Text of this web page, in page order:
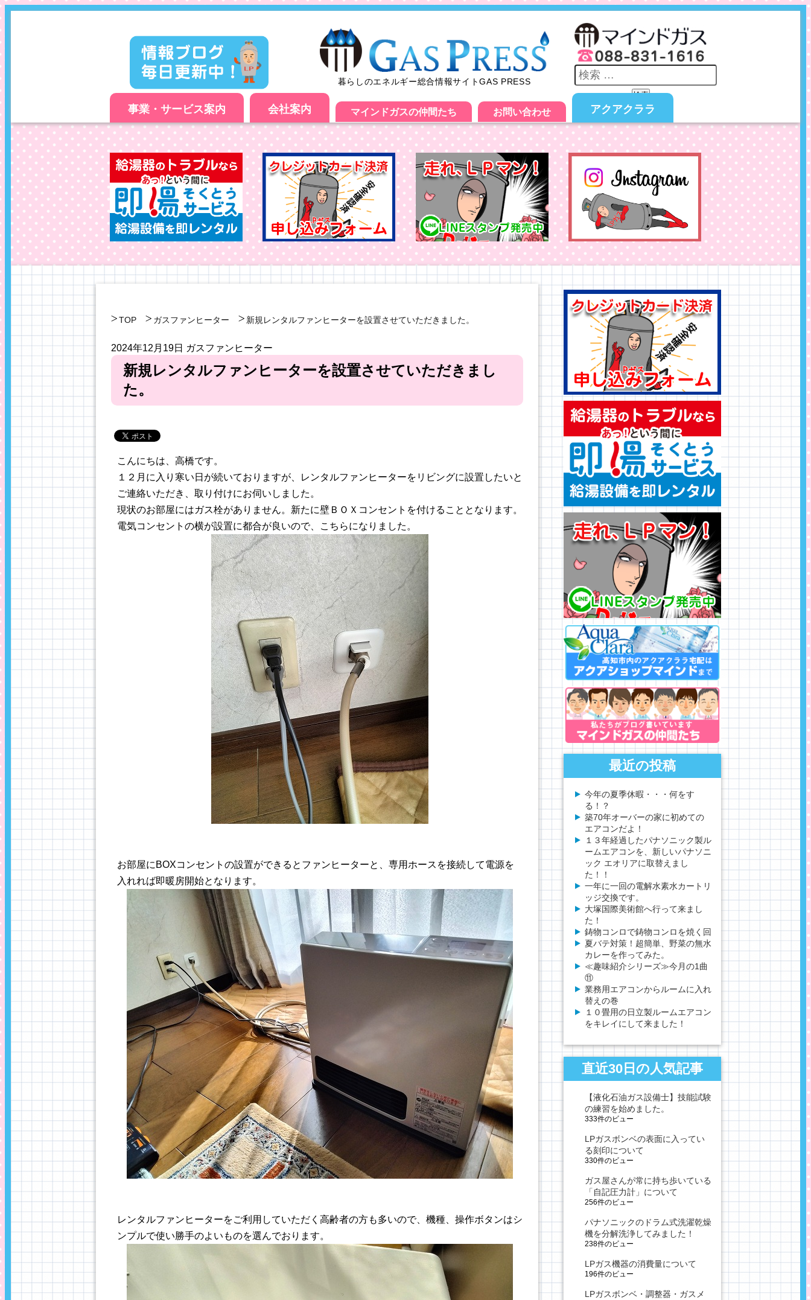
暮らしのエネルギー総合情報サイトGAS PRESS
検索
事業・サービス案内 会社案内 マインドガスの仲間たち お問い合わせ アクアクララ
TOP ガスファンヒーター 新規レンタルファンヒーターを設置させていただきました。
2024年12月19日 ガスファンヒーター
新規レンタルファンヒーターを設置させていただきまし
た。
こんにちは、高橋です。
１２月に入り寒い日が続いておりますが、レンタルファンヒーターをリビングに設置したいと
ご連絡いただき、取り付けにお伺いしました。
現状のお部屋にはガス栓がありません。新たに壁ＢＯＸコンセントを付けることとなります。
電気コンセントの横が設置に都合が良いので、こちらになりました。
お部屋にBOXコンセントの設置ができるとファンヒーターと、専用ホースを接続して電源を
入れれば即暖房開始となります。
レンタルファンヒーターをご利用していただく高齢者の方も多いので、機種、操作ボタンはシ
ンプルで使い勝手のよいものを選んでおります。
最近の投稿
今年の夏季休暇・・・何をす
る！？
築70年オーバーの家に初めての
エアコンだよ！
１３年経過したパナソニック製ル
ームエアコンを、新しいパナソニ
ック エオリアに取替えまし
た！！
一年に一回の電解水素水カートリ
ッジ交換です。
大塚国際美術館へ行って来まし
た！
鋳物コンロで鋳物コンロを焼く回
夏バテ対策！超簡単、野菜の無水
カレーを作ってみた。
≪趣味紹介シリーズ≫今月の1曲
⑪
業務用エアコンからルームに入れ
替えの巻
１０畳用の日立製ルームエアコン
をキレイにして来ました！
直近30日の人気記事
【液化石油ガス設備士】技能試験
の練習を始めました。
333件のビュー
LPガスボンベの表面に入ってい
る刻印について
330件のビュー
ガス屋さんが常に持ち歩いている
「自記圧力計」について
256件のビュー
パナソニックのドラム式洗濯乾燥
機を分解洗浄してみました！
238件のビュー
LPガス機器の消費量について
196件のビュー
LPガスボンベ・調整器・ガスメ